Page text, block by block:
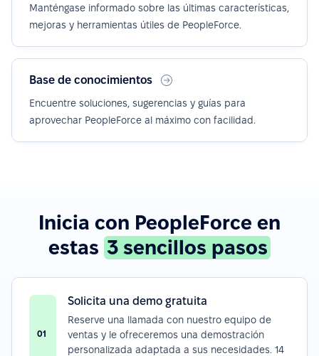
Manténgase informado sobre las últimas características,
mejoras y herramientas útiles de PeopleForce.
Base de conocimientos
Encuentre soluciones, sugerencias y guías para
aprovechar PeopleForce al máximo con facilidad.
Inicia con PeopleForce en
estas 3 sencillos pasos
01
Solicita una demo gratuita
Reserve una llamada con nuestro equipo de
ventas y le ofreceremos una demostración
personalizada adaptada a sus necesidades. 14